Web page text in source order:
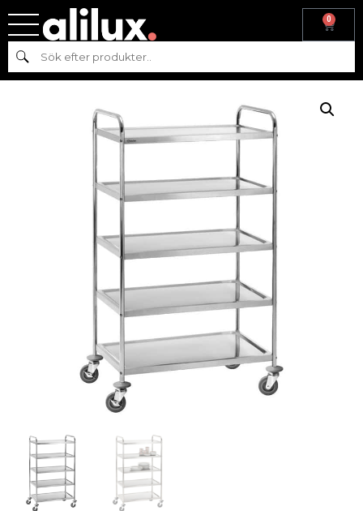
0
Sök
Hem
Vagnar/ SERVERINGSVAGN ROSTFRI, 5 HYLLPLAN, BARTSCHER